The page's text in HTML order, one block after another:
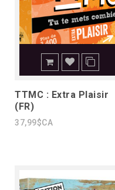
TTMC : Extra Plaisir
(FR)
37,99$CA